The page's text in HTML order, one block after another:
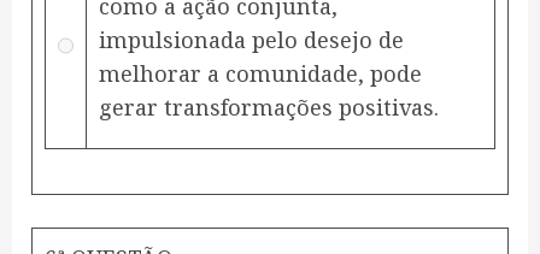
como a ação conjunta,
impulsionada pelo desejo de
melhorar a comunidade, pode
gerar transformações positivas.